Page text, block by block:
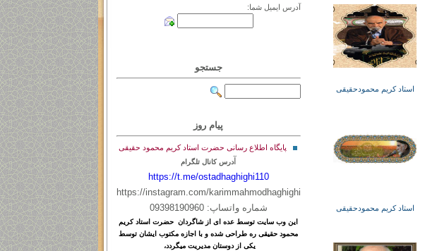
استاد کریم محمودحقیقی
استاد کریم محمودحقیقی
آدرس ایمیل شما:
جستجو
پیام روز
پایگاه اطلاع رسانی حضرت استاد کریم محمود حقیقی
آدرس کانال تلگرام
https://t.me/ostadhaghighi110
https://instagram.com/karimmahmodhaghighi
شماره واتساپ: 09398190960
این وب سایت توسط عده ای از شاگردان حضرت استاد کریم
محمود حقیقی ره طراحی شده و با اجازه مکتوب ایشان توسط
یکی از دوستان مدیریت میگردد،